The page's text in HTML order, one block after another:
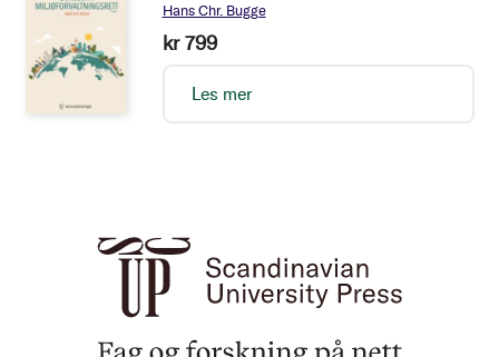
Hans Chr. Bugge
kr 799
Les mer